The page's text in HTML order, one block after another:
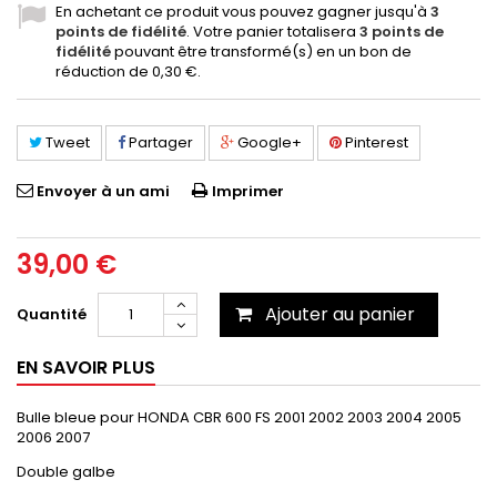
En achetant ce produit vous pouvez gagner jusqu'à 3
points de fidélité. Votre panier totalisera 3 points de
fidélitépouvant être transformé(s) en un bon de
réduction de 0,30 €.
Tweet Partager Google+ Pinterest
Envoyer à un ami Imprimer
39,00 €
Quantité Ajouter au panier
EN SAVOIR PLUS
Bulle bleue pourHONDA CBR 600 FS 2001 2002 2003 2004 2005
2006 2007
Double galbe